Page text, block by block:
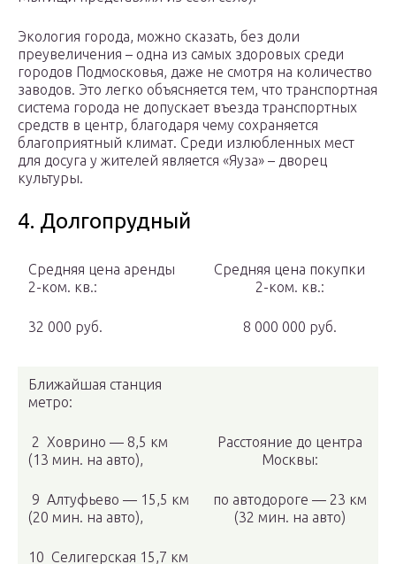
Экология города, можно сказать, без доли
преувеличения – одна из самых здоровых среди
городов Подмосковья, даже не смотря на количество
заводов. Это легко объясняется тем, что транспортная
система города не допускает въезда транспортных
средств в центр, благодаря чему сохраняется
благоприятный климат. Среди излюбленных мест
для досуга у жителей является «Яуза» – дворец
культуры.
4. Долгопрудный
Средняя цена аренды
2-ком. кв.:
32 000 руб.
Средняя цена покупки
2-ком. кв.:
8 000 000 руб.
Ближайшая станция
метро:
2 Ховрино — 8,5 км
(13 мин. на авто),
9 Алтуфьево — 15,5 км
(20 мин. на авто),
10 Селигерская 15,7 км
Расстояние до центра
Москвы:
по автодороге — 23 км
(32 мин. на авто)